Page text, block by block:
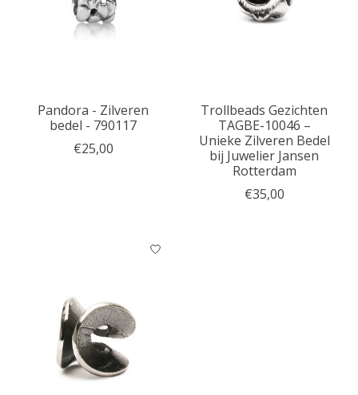
Pandora - Zilveren
bedel - 790117
€25,00
Trollbeads Gezichten
TAGBE-10046 –
Unieke Zilveren Bedel
bij Juwelier Jansen
Rotterdam
€35,00